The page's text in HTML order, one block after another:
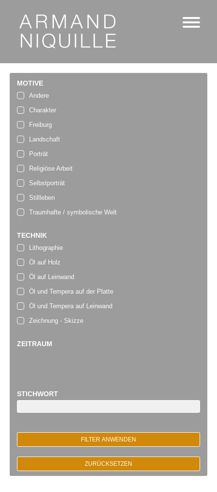
MOTIVE
Andere
Charakter
Freiburg
Landschaft
Porträt
Religiöse Arbeit
Selbstporträt
Stillleben
Traumhafte / symbolische Welt
TECHNIK
Lithographie
Öl auf Holz
Öl auf Leinwand
Öl und Tempera auf der Platte
Öl und Tempera auf Leinwand
Zeichnung - Skizze
ZEITRAUM
STICHWORT
FILTER ANWENDEN
ZURÜCKSETZEN